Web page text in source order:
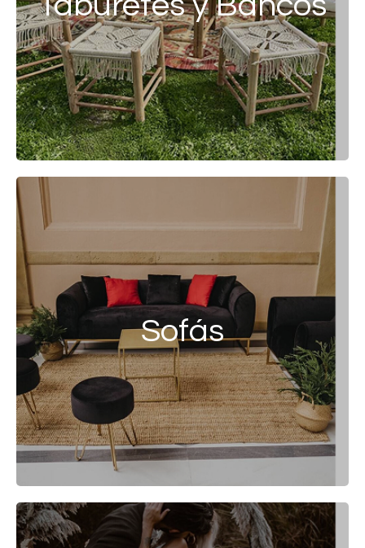
Sofás